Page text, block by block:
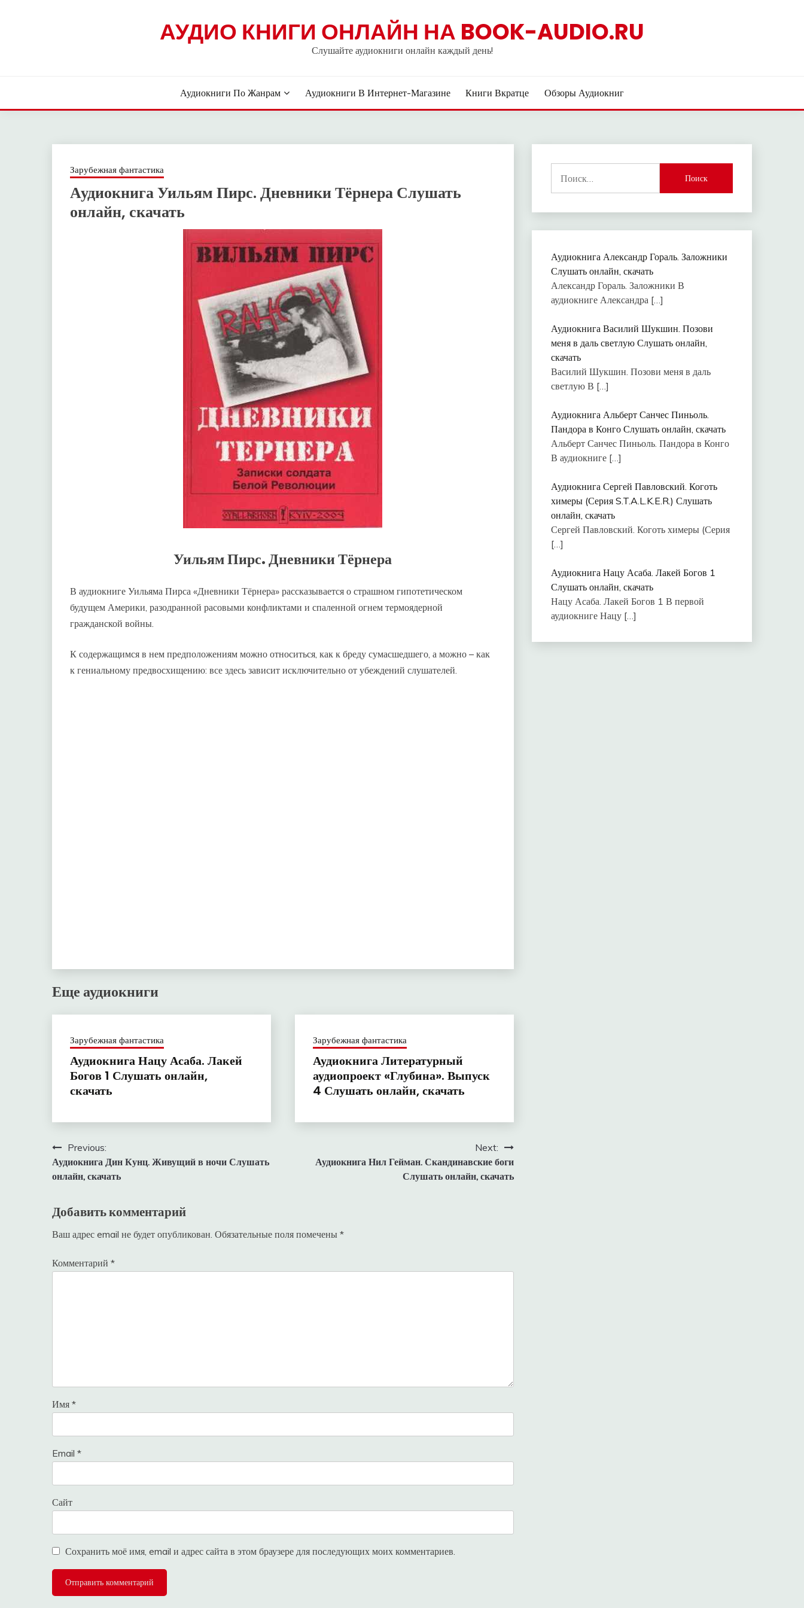
АУДИО КНИГИ ОНЛАЙН НА BOOK-AUDIO.RU
Слушайте аудиокниги онлайн каждый день!
Аудиокниги По Жанрам Аудиокниги В Интернет-Магазине Книги Вкратце Обзоры Аудиокниг
Зарубежная фантастика
Аудиокнига Уильям Пирс. Дневники Тёрнера Слушать
онлайн, скачать
Уильям Пирс. Дневники Тёрнера
В аудиокниге Уильяма Пирса «Дневники Тёрнера» рассказывается о страшном гипотетическом
будущем Америки, разодранной расовыми конфликтами и спаленной огнем термоядерной
гражданской войны.
К содержащимся в нем предположениям можно относиться, как к бреду сумасшедшего, а можно – как
к гениальному предвосхищению: все здесь зависит исключительно от убеждений слушателей.
Еще аудиокниги
Зарубежная фантастика
Аудиокнига Нацу Асаба. Лакей
Богов 1 Слушать онлайн,
скачать
Зарубежная фантастика
Аудиокнига Литературный
аудиопроект «Глубина». Выпуск
4 Слушать онлайн, скачать
Навигация
по
Previous:
Аудиокнига Дин Кунц. Живущий в ночи Слушать
онлайн, скачать
Next:
Аудиокнига Нил Гейман. Скандинавские боги
Слушать онлайн, скачать
Добавить комментарий
Ваш адрес email не будет опубликован. Обязательные поля помечены *
Комментарий *
Имя *
Email *
Сайт
Сохранить моё имя, email и адрес сайта в этом браузере для последующих моих комментариев.
Аудиокнига Александр Гораль. Заложники
Слушать онлайн, скачать
Александр Гораль. Заложники В
аудиокниге Александра […]
Аудиокнига Василий Шукшин. Позови
меня в даль светлую Слушать онлайн,
скачать
Василий Шукшин. Позови меня в даль
светлую В […]
Аудиокнига Альберт Санчес Пиньоль.
Пандора в Конго Слушать онлайн, скачать
Альберт Санчес Пиньоль. Пандора в Конго
В аудиокниге […]
Аудиокнига Сергей Павловский. Коготь
химеры (Серия S.T.A.L.K.E.R.) Слушать
онлайн, скачать
Сергей Павловский. Коготь химеры (Серия
[…]
Аудиокнига Нацу Асаба. Лакей Богов 1
Слушать онлайн, скачать
Нацу Асаба. Лакей Богов 1 В первой
аудиокниге Нацу […]